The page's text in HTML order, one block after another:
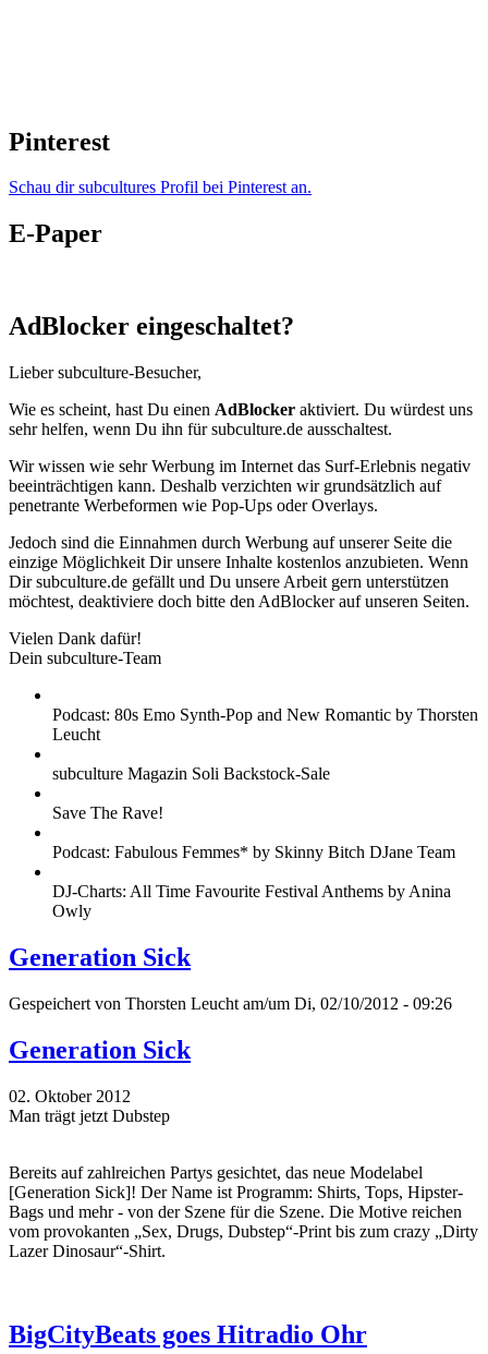
Pinterest
Schau dir subcultures Profil bei Pinterest an.
E-Paper
AdBlocker eingeschaltet?
Lieber subculture-Besucher,
Wie es scheint, hast Du einen AdBlocker aktiviert. Du würdest uns
sehr helfen, wenn Du ihn für subculture.de ausschaltest.
Wir wissen wie sehr Werbung im Internet das Surf-Erlebnis negativ
beeinträchtigen kann. Deshalb verzichten wir grundsätzlich auf
penetrante Werbeformen wie Pop-Ups oder Overlays.
Jedoch sind die Einnahmen durch Werbung auf unserer Seite die
einzige Möglichkeit Dir unsere Inhalte kostenlos anzubieten. Wenn
Dir subculture.de gefällt und Du unsere Arbeit gern unterstützen
möchtest, deaktiviere doch bitte den AdBlocker auf unseren Seiten.
Vielen Dank dafür!
Dein subculture-Team
Podcast: 80s Emo Synth-Pop and New Romantic by Thorsten
Leucht
subculture Magazin Soli Backstock-Sale
Save The Rave!
Podcast: Fabulous Femmes* by Skinny Bitch DJane Team
DJ-Charts: All Time Favourite Festival Anthems by Anina
Owly
Generation Sick
Gespeichert von Thorsten Leucht am/um Di, 02/10/2012 - 09:26
Generation Sick
02. Oktober 2012
Man trägt jetzt Dubstep
Bereits auf zahlreichen Partys gesichtet, das neue Modelabel
[Generation Sick]! Der Name ist Programm: Shirts, Tops, Hipster-
Bags und mehr - von der Szene für die Szene. Die Motive reichen
vom provokanten „Sex, Drugs, Dubstep“-Print bis zum crazy „Dirty
Lazer Dinosaur“-Shirt.
BigCityBeats goes Hitradio Ohr